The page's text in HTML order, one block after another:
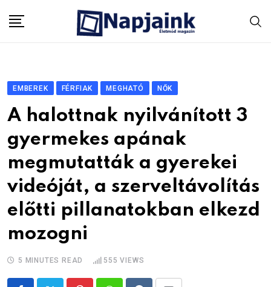
EMBEREK FÉRFIAK MEGHATÓ NŐK
A halottnak nyilvánított 3
gyermekes apának
megmutatták a gyerekei
videóját, a szerveltávolítás
előtti pillanatokban elkezd
mozogni
5 MINUTES READ 555 VIEWS